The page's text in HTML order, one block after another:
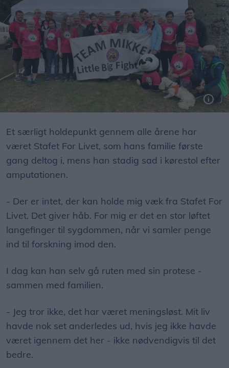
Et særligt holdepunkt gennem alle årene har
været Stafet For Livet, som hans familie første
gang deltog i, mens han stadig sad i kørestol efter
amputationen.
- Der er intet, der kan holde mig væk fra Stafet For
Livet. Det giver håb. For mig er det en stor løftet
langefinger til sygdommen, når vi samler penge
ind til forskning imod den.
I dag kan han selv gå ruten med sin protese -
sammen med familien.
- Jeg tror ikke, det har været meningsløst. Mit liv
havde nok set anderledes ud, hvis jeg ikke havde
været igennem det her - ikke nødvendigvis til det
bedre.